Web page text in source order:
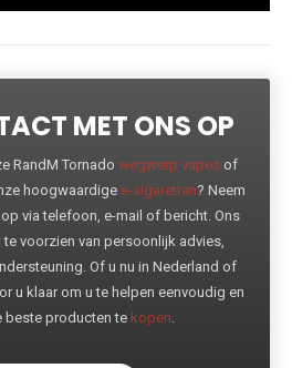
MET ONS OP
RandM Tornado wegwerp vapes of
hoogwaardige e-sigaretten? Neem
via telefoon, e-mail of bericht. Ons
voorzien van persoonlijk advies,
Of u nu in Nederland of
u klaar om u te helpen eenvoudig en
beste producten te kopen.